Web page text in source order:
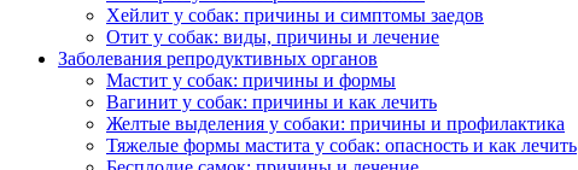
Хейлит у собак: причины и симптомы заедов
Отит у собак: виды, причины и лечение
Заболевания репродуктивных органов
Мастит у собак: причины и формы
Вагинит у собак: причины и как лечить
Желтые выделения у собаки: причины и профилактика
Тяжелые формы мастита у собак: опасность и как лечить